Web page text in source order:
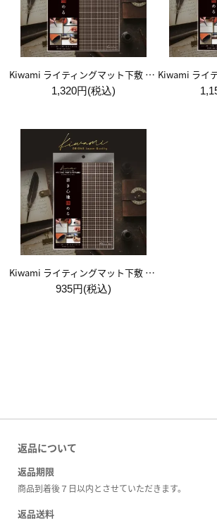
Kiwami ライティングマット下敷 A4+【ブラウン&キャメル】
1,320円(税込)
Kiwami ライティングマット下敷 A5【ブラウン&キャメル】
935円(税込)
返品について
返品期限
商品到着後７日以内とさせていただきます。
返品送料